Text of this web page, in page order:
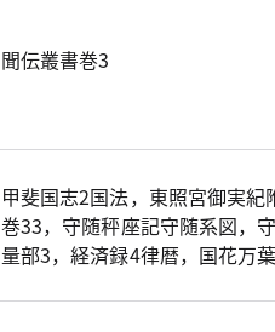
聞伝叢書巻3
甲斐国志2国法，東照宮御実
巻33，守随秤座記守随系図，
量部3，経済録4律暦，国花万